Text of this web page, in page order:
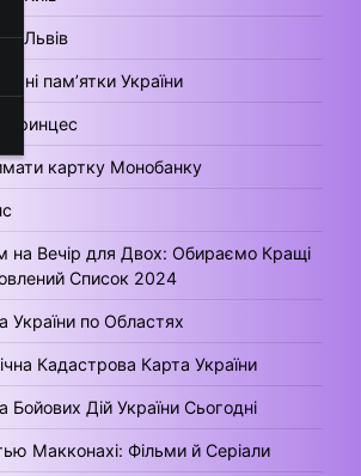
Львів
пам’ятки України
Принцес
картку Монобанку
на Вечір для Двох: Обираємо Кращі
Список 2024
України по Областях
Кадастрова Карта України
Бойових Дій України Сьогодні
Макконахі: Фільми й Серіали